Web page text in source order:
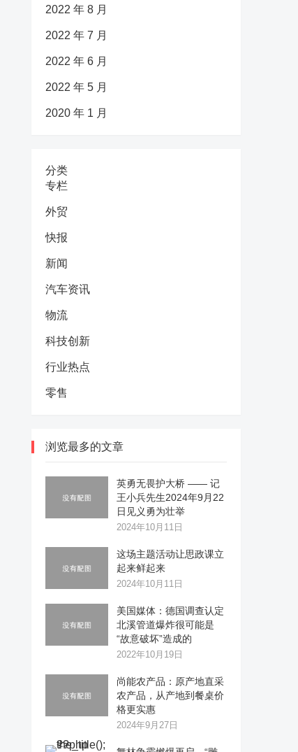
2022 年 8 月
2022 年 7 月
2022 年 6 月
2022 年 5 月
2020 年 1 月
分类
专栏
外贸
快报
新闻
汽车资讯
物流
科技创新
行业热点
零售
浏览最多的文章
英勇无畏护大桥 —— 记
王小兵先生2024年9月22
日见义勇为壮举
2024年10月11日
这场主题活动让思政课立
起来鲜起来
2024年10月11日
美国媒体：德国调查认定
北溪管道爆炸很可能是
“故意破坏”造成的
2022年10月19日
尚能农产品：原产地直采
农产品，从产地到餐桌价
格更实惠
2024年9月27日